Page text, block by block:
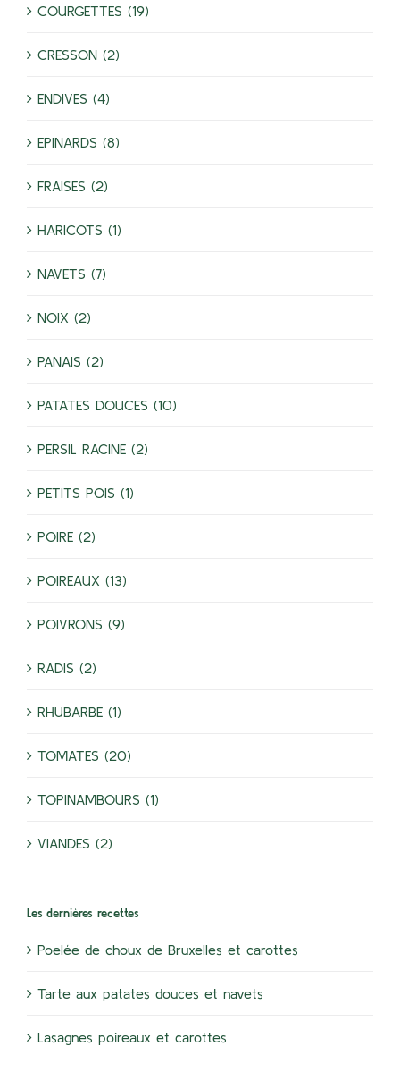
COURGETTES (19)
CRESSON (2)
ENDIVES (4)
EPINARDS (8)
FRAISES (2)
HARICOTS (1)
NAVETS (7)
NOIX (2)
PANAIS (2)
PATATES DOUCES (10)
PERSIL RACINE (2)
PETITS POIS (1)
POIRE (2)
POIREAUX (13)
POIVRONS (9)
RADIS (2)
RHUBARBE (1)
TOMATES (20)
TOPINAMBOURS (1)
VIANDES (2)
Les dernières recettes
Poelée de choux de Bruxelles et carottes
Tarte aux patates douces et navets
Lasagnes poireaux et carottes